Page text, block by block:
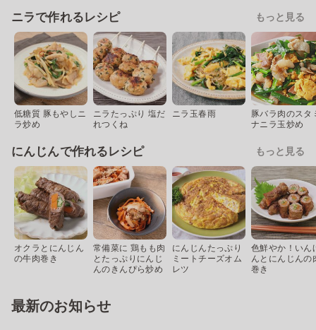
ニラで作れるレシピ もっと見る
低糖質 豚もやしニ
ラ炒め
ニラたっぷり 塩だ
れつくね
ニラ玉春雨
豚バラ肉のスタ
ナニラ玉炒め
にんじんで作れるレシピ もっと見る
オクラとにんじん
の牛肉巻き
常備菜に 鶏もも肉
とたっぷりにんじ
んのきんぴら炒め
にんじんたっぷり
ミートチーズオム
レツ
色鮮やか！いん
んとにんじんの
巻き
最新のお知らせ